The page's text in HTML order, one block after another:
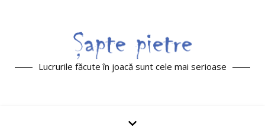
Lucrurile făcute în joacă sunt cele mai serioase